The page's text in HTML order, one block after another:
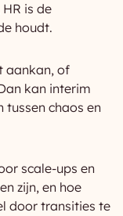
is de
houdt.
aankan, of
kan interim
tussen chaos en
scale-ups en
zijn, en hoe
door transities te